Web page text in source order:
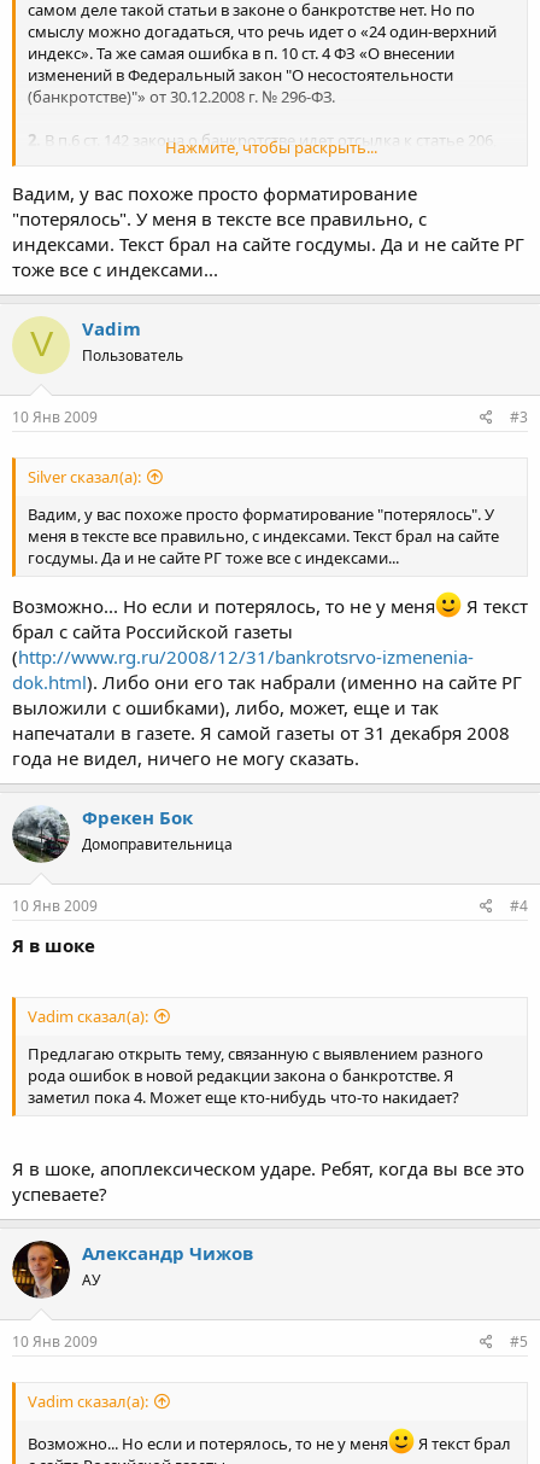
самом деле такой статьи в законе о банкротстве нет. Но по
смыслу можно догадаться, что речь идет о «24 один-верхний
индекс». Та же самая ошибка в п. 10 ст. 4 ФЗ «О внесении
изменений в Федеральный закон "О несостоятельности
(банкротстве)"» от 30.12.2008 г. № 296-ФЗ.
2. В п.6 ст. 142 закона о банкротстве идет отсылка к статье 206,
которые по смыслу никак не вяжутся (142 и 206).
Подразумевалось не 206, а «20 шесть-верхний индекс».
Нажмите, чтобы раскрыть...
Вадим, у вас похоже просто форматирование
"потерялось". У меня в тексте все правильно, с
индексами. Текст брал на сайте госдумы. Да и не сайте РГ
тоже все с индексами...
V Vadim
Пользователь
10 Янв 2009 #3
Silver сказал(а):
Вадим, у вас похоже просто форматирование "потерялось". У
меня в тексте все правильно, с индексами. Текст брал на сайте
госдумы. Да и не сайте РГ тоже все с индексами...
Возможно... Но если и потерялось, то не у меня
Я текст
брал с сайта Российской газеты
(http://www.rg.ru/2008/12/31/bankrotsrvo-izmenenia-
dok.html). Либо они его так набрали (именно на сайте РГ
выложили с ошибками), либо, может, еще и так
напечатали в газете. Я самой газеты от 31 декабря 2008
года не видел, ничего не могу сказать.
Фрекен Бок
Домоправительница
10 Янв 2009 #4
Я в шоке
Vadim сказал(а):
Предлагаю открыть тему, связанную с выявлением разного
рода ошибок в новой редакции закона о банкротстве. Я
заметил пока 4. Может еще кто-нибудь что-то накидает?
Я в шоке, апоплексическом ударе. Ребят, когда вы все это
успеваете?
Александр Чижов
АУ
10 Янв 2009 #5
Vadim сказал(а):
Возможно... Но если и потерялось, то не у меня
Я текст брал